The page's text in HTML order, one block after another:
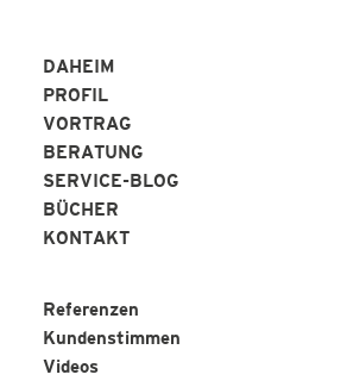
DAHEIM
PROFIL
VORTRAG
BERATUNG
SERVICE-BLOG
BÜCHER
KONTAKT
Referenzen
Kundenstimmen
Videos